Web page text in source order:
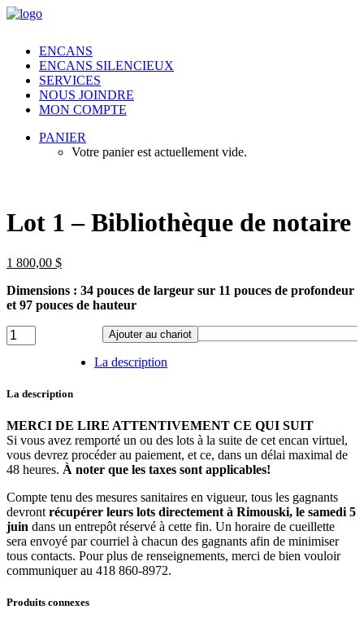
ENCANS
ENCANS SILENCIEUX
SERVICES
NOUS JOINDRE
MON COMPTE
PANIER
Votre panier est actuellement vide.
Lot 1 – Bibliothèque de notaire
1 800,00 $
Dimensions : 34 pouces de largeur sur 11 pouces de profondeur
et 97 pouces de hauteur
Lot
1
de
quantité
Ajouter au chariot
La description
La description
MERCI DE LIRE ATTENTIVEMENT CE QUI SUIT
Si vous avez remporté un ou des lots à la suite de cet encan virtuel,
vous devrez procéder au paiement, et ce, dans un délai maximal de
48 heures. À noter que les taxes sont applicables!
Compte tenu des mesures sanitaires en vigueur, tous les gagnants
devront récupérer leurs lots directement à Rimouski, le samedi 5
juin dans un entrepôt réservé à cette fin. Un horaire de cueillette
sera envoyé par courriel à chacun des gagnants afin de minimiser
tous contacts. Pour plus de renseignements, merci de bien vouloir
communiquer au 418 860-8972.
Produits connexes